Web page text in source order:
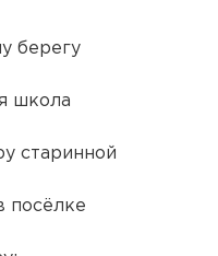
берегу
школа
старинной
посёлке